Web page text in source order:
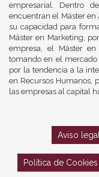
empresarial. Dentro
encuentran el Máster
su capacidad para
Máster en Marketing,
empresa, el Máster
tomando en el mercado
por la tendencia a la
en Recursos Humanos,
las empresas al capital
Aviso legal
Política de Cookies